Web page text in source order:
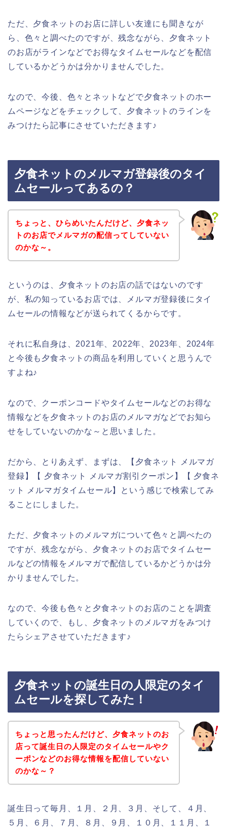
ただ、夕食ネットのお店に詳しい友達にも聞きなが
ら、色々と調べたのですが、残念ながら、夕食ネット
のお店がラインなどでお得なタイムセールなどを配信
しているかどうかは分かりませんでした。
なので、今後、色々とネットなどで夕食ネットのホー
ムページなどをチェックして、夕食ネットのラインを
みつけたら記事にさせていただきます♪
夕食ネットのメルマガ登録後のタイ
ムセールってあるの？
ちょっと、ひらめいたんだけど、夕食ネッ
トのお店でメルマガの配信ってしていない
のかな～。
というのは、夕食ネットのお店の話ではないのです
が、私の知っているお店では、メルマガ登録後にタイ
ムセールの情報などが送られてくるからです。
それに私自身は、2021年、2022年、2023年、2024年
と今後も夕食ネットの商品を利用していくと思うんで
すよね♪
なので、クーポンコードやタイムセールなどのお得な
情報などを夕食ネットのお店のメルマガなどでお知ら
せをしていないのかな～と思いました。
だから、とりあえず、まずは、【夕食ネット メルマガ
登録】【 夕食ネット メルマガ割引クーポン】【 夕食ネ
ット メルマガタイムセール】という感じで検索してみ
ることにしました。
ただ、夕食ネットのメルマガについて色々と調べたの
ですが、残念ながら、夕食ネットのお店でタイムセー
ルなどの情報をメルマガで配信しているかどうかは分
かりませんでした。
なので、今後も色々と夕食ネットのお店のことを調査
していくので、もし、夕食ネットのメルマガをみつけ
たらシェアさせていただきます♪
夕食ネットの誕生日の人限定のタイ
ムセールを探してみた！
ちょっと思ったんだけど、夕食ネットのお
店って誕生日の人限定のタイムセールやク
ーポンなどのお得な情報を配信していない
のかな～？
誕生日って毎月、１月、２月、３月、そして、４月、
５月、６月、７月、８月、９月、１０月、１１月、１